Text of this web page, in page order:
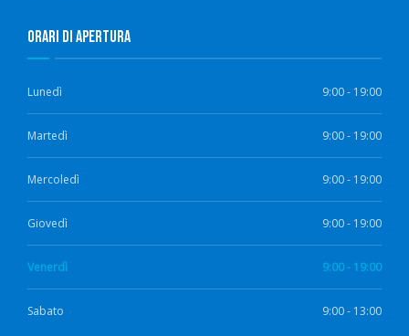
Orari di Apertura
Lunedì 9:00 - 19:00
Martedì 9:00 - 19:00
Mercoledì 9:00 - 19:00
Giovedì 9:00 - 19:00
Venerdì 9:00 - 19:00
Sabato 9:00 - 13:00